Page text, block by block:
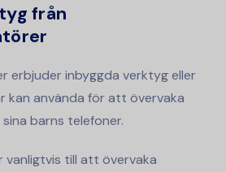
från
erbjuder inbyggda verktyg eller
kan använda för att övervaka
barns telefoner.
vanligtvis till att övervaka